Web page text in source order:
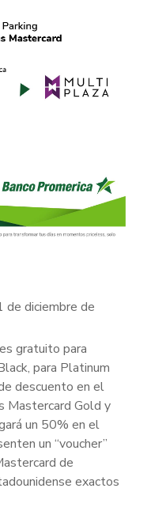
de diciembre de
gratuito para
para Platinum
descuento en el
Mastercard Gold y
un 50% en el
un “voucher”
de
exactos